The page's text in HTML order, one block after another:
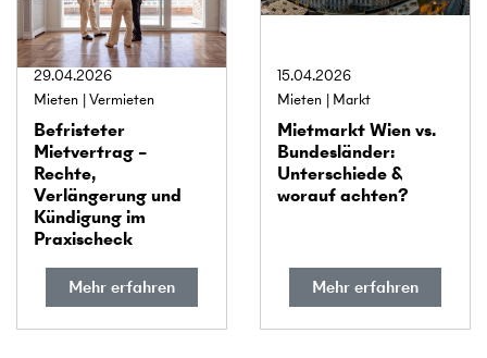
29.04.2026
Mieten Vermieten
Befristeter
Mietvertrag –
Rechte,
Verlängerung und
Kündigung im
Praxischeck
Mehr erfahren
15.04.2026
Mieten Markt
Miet­markt Wien vs.
Bundes­länder:
Unterschiede &
worauf achten?
Mehr erfahren